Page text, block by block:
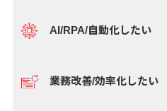
AI/RPA/自動化したい
業務改善/効率化したい